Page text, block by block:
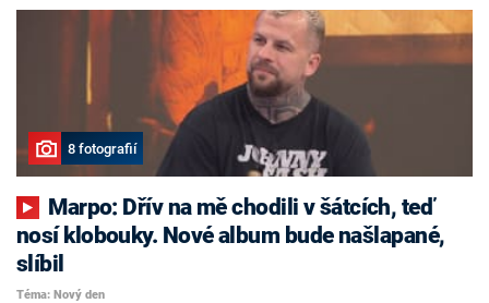
8 fotografií
nosí klobouky. Nové album bude našlapané,
slíbil
Téma: Nový den